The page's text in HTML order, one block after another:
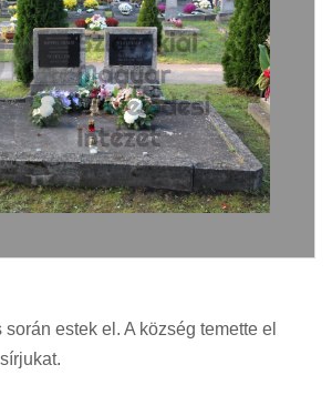
estek el. A község temette el